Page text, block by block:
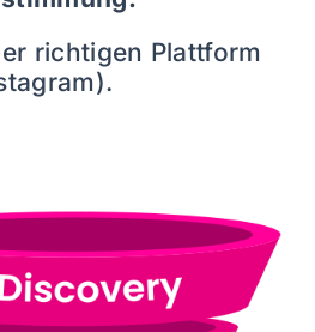
richtigen Plattform